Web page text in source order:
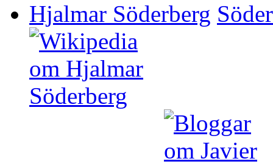
Hjalmar Söderberg